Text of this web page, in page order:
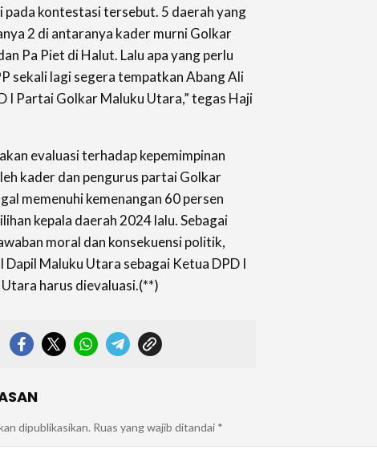
pada kontestasi tersebut. 5 daerah yang
2 di antaranya kader murni Golkar
Pa Piet di Halut. Lalu apa yang perlu
sekali lagi segera tempatkan Abang Ali
I Partai Golkar Maluku Utara,” tegas Haji
evaluasi terhadap kepemimpinan
kader dan pengurus partai Golkar
memenuhi kemenangan 60 persen
kepala daerah 2024 lalu. Sebagai
moral dan konsekuensi politik,
Dapil Maluku Utara sebagai Ketua DPD I
harus dievaluasi.(**)
dipublikasikan. Ruas yang wajib ditandai *